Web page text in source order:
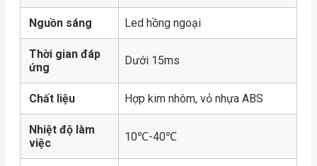
Nguồn sáng Led hồng ngoại
Thời gian đáp
ứng
Dưới 15ms
Chất liệu Hợp kim nhôm, vỏ nhựa ABS
Nhiệt độ làm
việc
10℃-40℃